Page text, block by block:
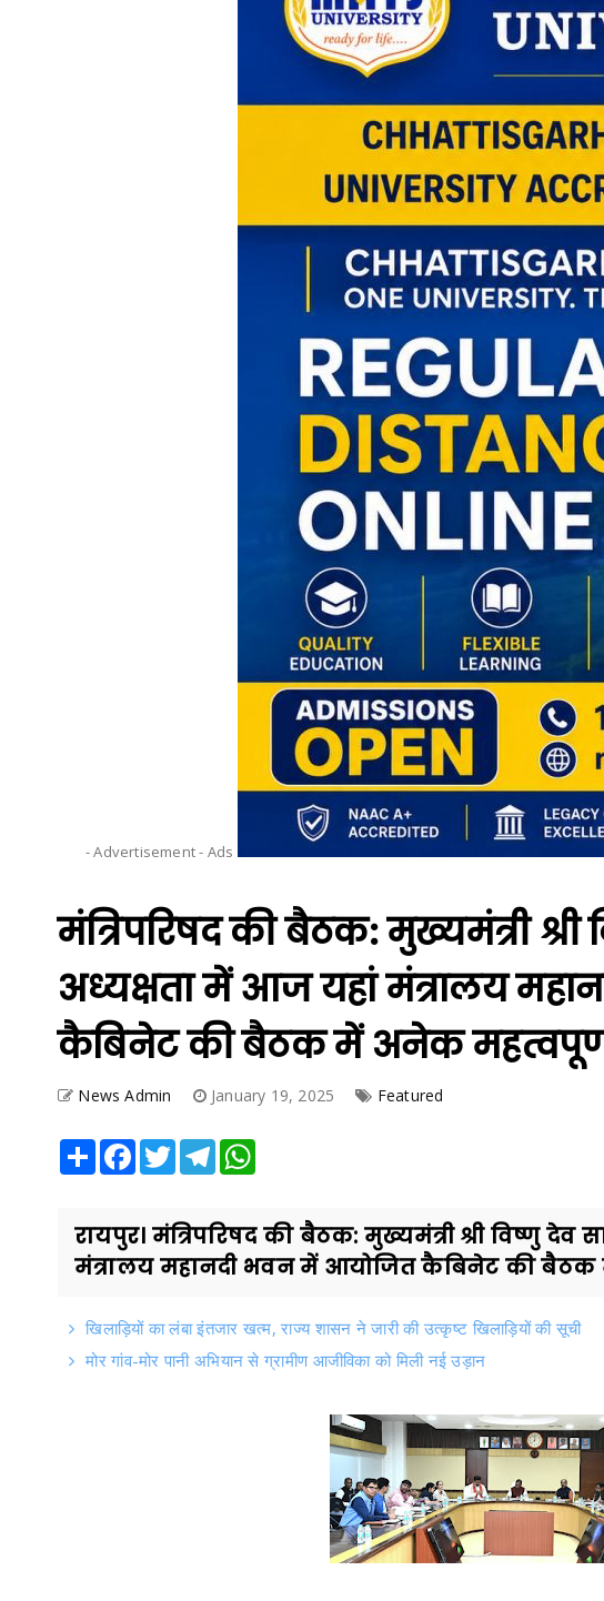
- Advertisement - Ads
मंत्रिपरिषद की बैठक: मुख्यमंत्री
अध्यक्षता में आज यहां मंत्रालय
कैबिनेट की बैठक में अनेक
News Admin January 19, 2025 Featured
Share Facebook
TwitterTelegram
रायपुर। मंत्रिपरिषद की बैठक: मुख्यमंत्री श्री विष्णु
मंत्रालय महानदी भवन में आयोजित कैबिनेट की बैठक
खिलाड़ियों का लंबा इंतजार खत्म, राज्य शासन ने जारी की उत्कृष्ट खिलाड़ियों की सूची
मोर गांव-मोर पानी अभियान से ग्रामीण आजीविका को मिली नई उड़ान